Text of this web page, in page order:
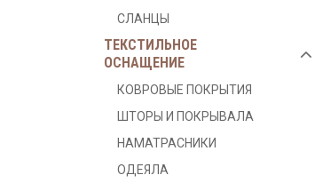
СЛАНЦЫ
ТЕКСТИЛЬНОЕ
ОСНАЩЕНИЕ
КОВРОВЫЕ ПОКРЫТИЯ
ШТОРЫ И ПОКРЫВАЛА
НАМАТРАСНИКИ
ОДЕЯЛА